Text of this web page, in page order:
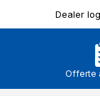
Dealer
Offerte